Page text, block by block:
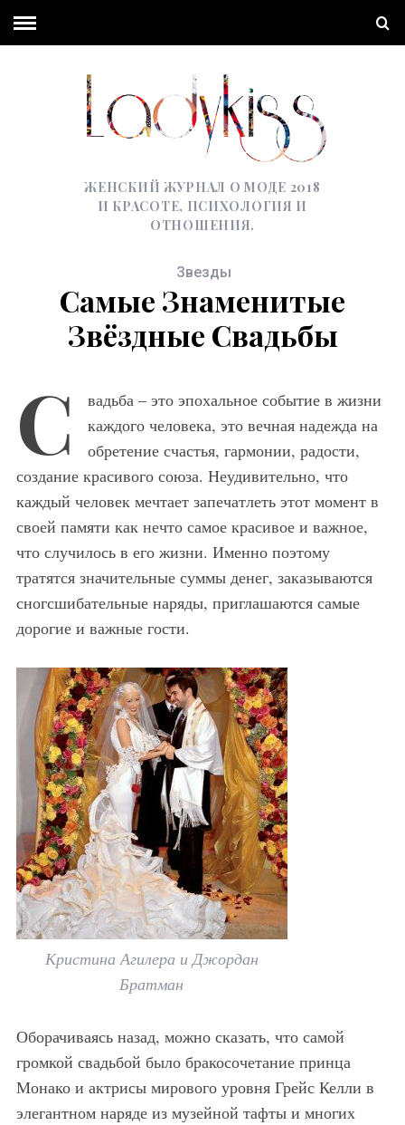
ЖЕНСКИЙ ЖУРНАЛ О МОДЕ 2018
И КРАСОТЕ, ПСИХОЛОГИЯ И
ОТНОШЕНИЯ.
Звезды
Самые Знаменитые
Звёздные Свадьбы
С
вадьба – это эпохальное событие в жизни
каждого человека, это вечная надежда на
обретение счастья, гармонии, радости,
создание красивого союза. Неудивительно, что
каждый человек мечтает запечатлеть этот момент в
своей памяти как нечто самое красивое и важное,
что случилось в его жизни. Именно поэтому
тратятся значительные суммы денег, заказываются
сногсшибательные наряды, приглашаются самые
дорогие и важные гости.
Кристина Агилера и Джордан
Братман
Оборачиваясь назад, можно сказать, что самой
громкой свадьбой было бракосочетание принца
Монако и актрисы мирового уровня Грейс Келли в
элегантном наряде из музейной тафты и многих